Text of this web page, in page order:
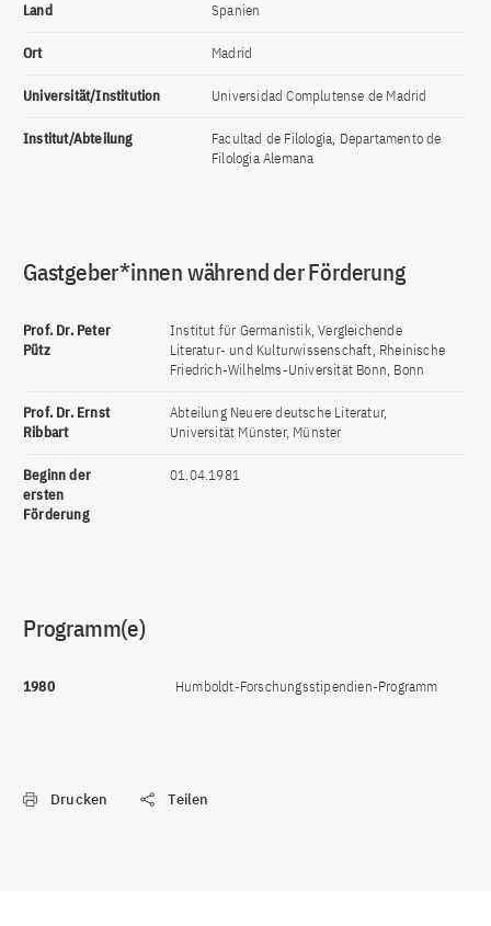
Land Spanien
Ort Madrid
Universität/Institution Universidad Complutense de Madrid
Institut/Abteilung
Facultad de Filologia, Departamento de
Filologia Alemana
Gastgeber*innen während der Förderung
Prof. Dr. Peter
Pütz
Institut für Germanistik, Vergleichende
Literatur- und Kulturwissenschaft, Rheinische
Friedrich-Wilhelms-Universität Bonn, Bonn
Prof. Dr. Ernst
Ribbart
Abteilung Neuere deutsche Literatur,
Universität Münster, Münster
Beginn der
ersten
Förderung
01.04.1981
Programm(e)
1980 Humboldt-Forschungsstipendien-Programm
Drucken Teilen